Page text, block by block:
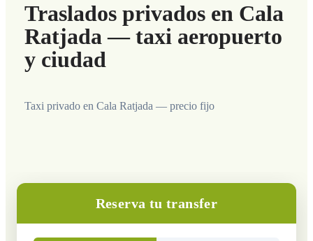
Traslados privados en Cala
Ratjada — taxi aeropuerto
y ciudad
Taxi privado en Cala Ratjada — precio fijo
Reserva tu transfer